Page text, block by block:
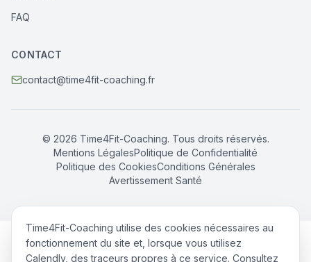
FAQ
CONTACT
contact@time4fit-coaching.fr
© 2026 Time4Fit-Coaching. Tous droits réservés.
Mentions LégalesPolitique de Confidentialité
Politique des CookiesConditions Générales
Avertissement Santé
Time4Fit-Coaching utilise des cookies nécessaires au
fonctionnement du site et, lorsque vous utilisez
Calendly, des traceurs propres à ce service. Consultez